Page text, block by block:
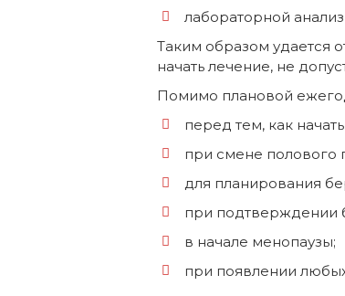
лабораторной
Таким образом удается
начать лечение, не
Помимо плановой
перед тем, как
при смене полового
для планирования
при подтверждении
в начале менопаузы;
при появлении